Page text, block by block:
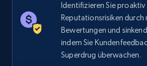
TikTok Shop
URL, Title, Available, Description,
price, Final price, Discount
668+
Identifizieren Sie proaktiv
Reputationsrisiken durch
Bewertungen und
indem Sie
Superdrug überwachen.